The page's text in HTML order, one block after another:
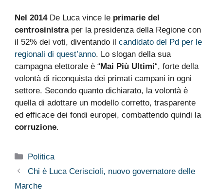
Nel 2014De Luca vince le primarie del
centrosinistraper la presidenza della Regione con
il 52% dei voti, diventando il candidato del Pd per le
regionali di quest’anno. Lo slogan della sua
campagna elettorale è “ Mai Più Ultimi“, forte della
volontà di riconquista dei primati campani in ogni
settore. Secondo quanto dichiarato, la volontà è
quella di adottare un modello corretto, trasparente
ed efficace dei fondi europei, combattendo quindi la
corruzione.
Categorie
Politica
Chi è Luca Ceriscioli, nuovo governatore delle
Marche